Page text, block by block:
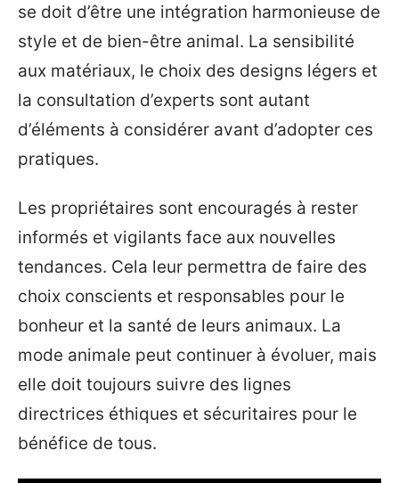
se doit d’être une intégration harmonieuse de
style et de bien-être animal. La sensibilité
aux matériaux, le choix des designs légers et
la consultation d’experts sont autant
d’éléments à considérer avant d’adopter ces
pratiques.
Les propriétaires sont encouragés à rester
informés et vigilants face aux nouvelles
tendances. Cela leur permettra de faire des
choix conscients et responsables pour le
bonheur et la santé de leurs animaux. La
mode animale peut continuer à évoluer, mais
elle doit toujours suivre des lignes
directrices éthiques et sécuritaires pour le
bénéfice de tous.